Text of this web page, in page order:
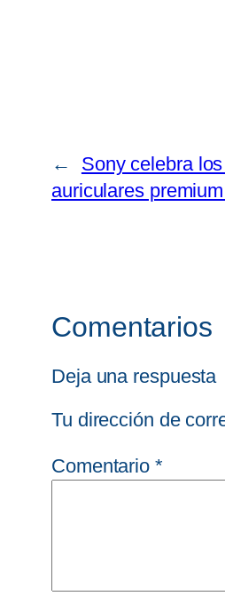
←
Sony celebra
auriculares
Comentarios
Deja una respuesta
Tu dirección de
Comentario *